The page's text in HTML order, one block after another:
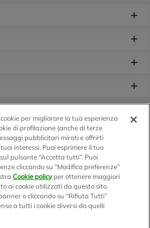
per migliorare la tua esperienza
di profilazione (anche di terze
pubblicitari mirati e offrirti
interessi. Puoi esprimere il tuo
pulsante “Accetta tutti”. Puoi
cliccando su “Modifica preferenze”
Cookie policyper ottenere maggiori
ai cookie utilizzati da questo sito.
o cliccando su “Rifiuta Tutti”
a tutti i cookie diversi da quelli